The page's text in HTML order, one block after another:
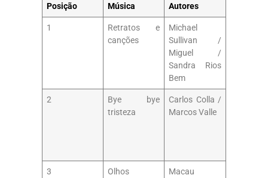
Posição Música Autores
1
Retratos e
canções
Michael
Sullivan /
Miguel /
Sandra Rios
Bem
2
Bye bye
tristeza
Carlos Colla /
Marcos Valle
3
Olhos
Macau